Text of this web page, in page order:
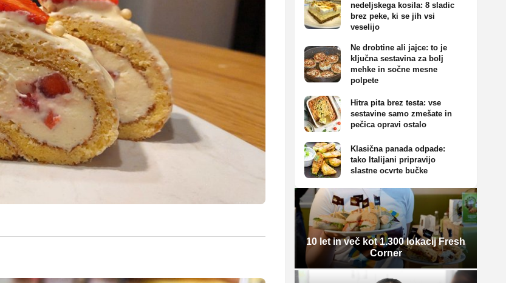
nedeljskega kosila: 8 sladic
brez peke, ki se jih vsi
veselijo
Ne drobtine ali jajce: to je
ključna sestavina za bolj
mehke in sočne mesne
polpete
Hitra pita brez testa: vse
sestavine samo zmešate in
pečica opravi ostalo
Klasična panada odpade:
tako Italijani pripravijo
slastne ocvrte bučke
10 let in več kot 1.300 lokacij Fresh
Corner